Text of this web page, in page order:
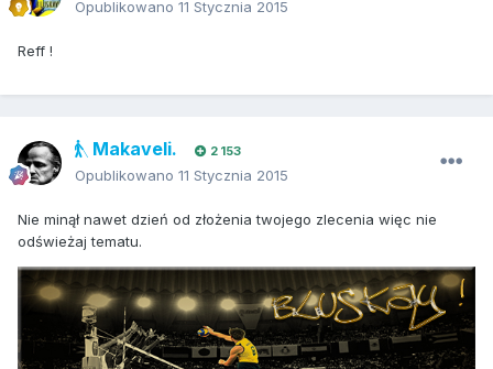
Opublikowano 11 Stycznia 2015
Reff !
Makaveli. 2 153
Opublikowano 11 Stycznia 2015
Nie minął nawet dzień od złożenia twojego zlecenia więc nie
odświeżaj tematu.